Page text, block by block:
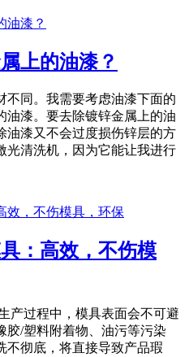
上的油漆？
不同。我需要考虑油漆下面的
油漆。要去除镀锌金属上的油
油漆又不会过度损伤锌层的方
光清洗机，因为它能让我进行
：高效，不伤模
产过程中，模具表面会不可避
胶/塑料附着物、油污等污染
不彻底，将直接导致产品瑕